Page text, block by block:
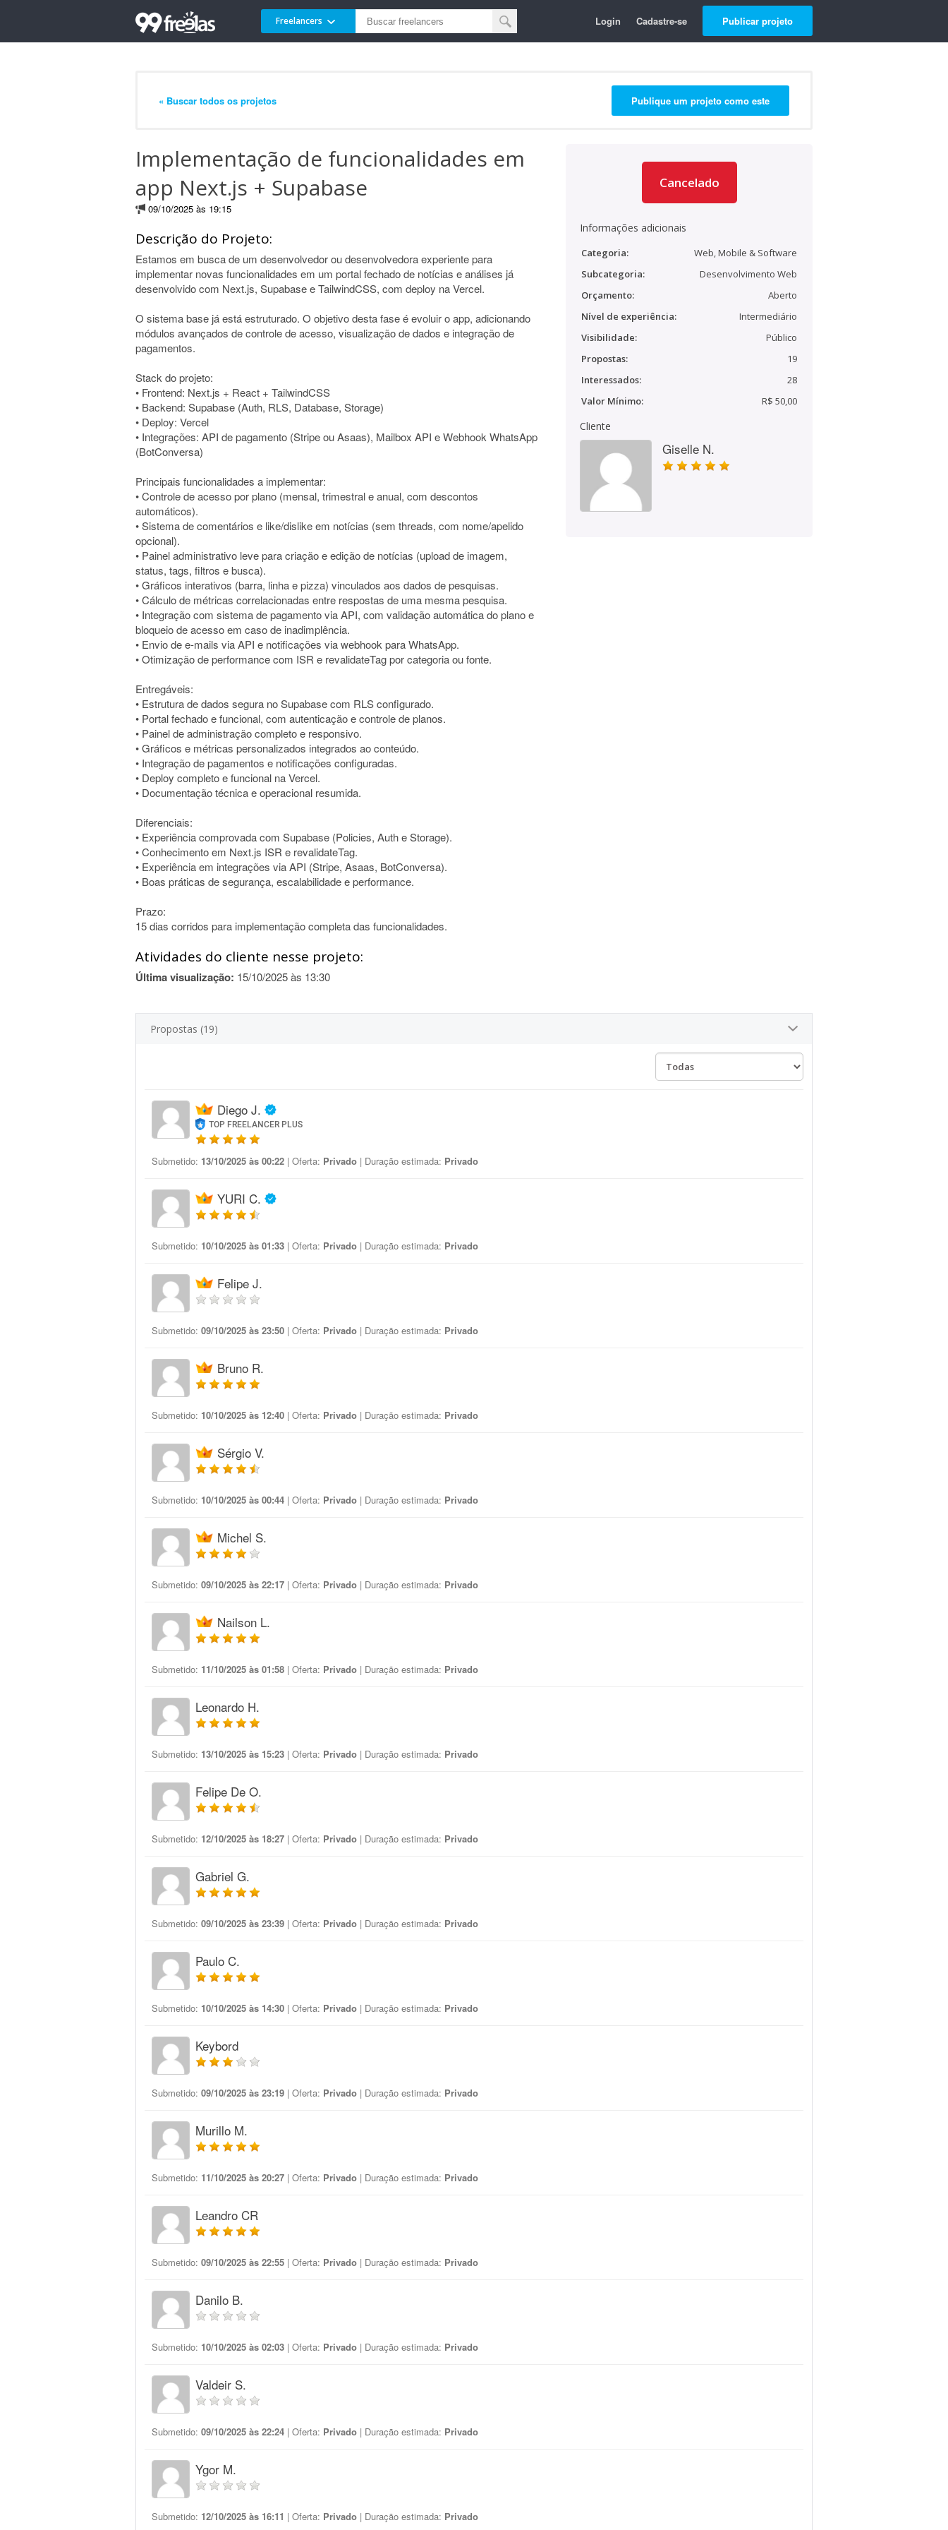
Freelancers Login Cadastre-se Publicar projeto
« Buscar todos os projetos Publique um projeto como este
Implementação de funcionalidades em
app Next.js + Supabase
09/10/2025 às 19:15
Descrição do Projeto:
Estamos em busca de um desenvolvedor ou desenvolvedora experiente para
implementar novas funcionalidades em um portal fechado de notícias e análises já
desenvolvido com Next.js, Supabase e TailwindCSS, com deploy na Vercel.
O sistema base já está estruturado. O objetivo desta fase é evoluir o app, adicionando
módulos avançados de controle de acesso, visualização de dados e integração de
pagamentos.
Stack do projeto:
• Frontend: Next.js + React + TailwindCSS
• Backend: Supabase (Auth, RLS, Database, Storage)
• Deploy: Vercel
• Integrações: API de pagamento (Stripe ou Asaas), Mailbox API e Webhook WhatsApp
(BotConversa)
Principais funcionalidades a implementar:
• Controle de acesso por plano (mensal, trimestral e anual, com descontos
automáticos).
• Sistema de comentários e like/dislike em notícias (sem threads, com nome/apelido
opcional).
• Painel administrativo leve para criação e edição de notícias (upload de imagem,
status, tags, filtros e busca).
• Gráficos interativos (barra, linha e pizza) vinculados aos dados de pesquisas.
• Cálculo de métricas correlacionadas entre respostas de uma mesma pesquisa.
• Integração com sistema de pagamento via API, com validação automática do plano e
bloqueio de acesso em caso de inadimplência.
• Envio de e-mails via API e notificações via webhook para WhatsApp.
• Otimização de performance com ISR e revalidateTag por categoria ou fonte.
Entregáveis:
• Estrutura de dados segura no Supabase com RLS configurado.
• Portal fechado e funcional, com autenticação e controle de planos.
• Painel de administração completo e responsivo.
• Gráficos e métricas personalizados integrados ao conteúdo.
• Integração de pagamentos e notificações configuradas.
• Deploy completo e funcional na Vercel.
• Documentação técnica e operacional resumida.
Diferenciais:
• Experiência comprovada com Supabase (Policies, Auth e Storage).
• Conhecimento em Next.js ISR e revalidateTag.
• Experiência em integrações via API (Stripe, Asaas, BotConversa).
• Boas práticas de segurança, escalabilidade e performance.
Prazo:
15 dias corridos para implementação completa das funcionalidades.
Atividades do cliente nesse projeto:
Última visualização: 15/10/2025 às 13:30
Cancelado
Informações adicionais
Categoria:
Web, Mobile & Software
Subcategoria:
Desenvolvimento Web
Orçamento:
Aberto
Nível de experiência:
Intermediário
Visibilidade:
Público
Propostas:
19
Interessados:
28
Valor Mínimo:
R$ 50,00
Cliente
Giselle N.
Propostas (19)
Diego J.
TOP FREELANCER PLUS
Submetido: 13/10/2025 às 00:22 | Oferta: Privado | Duração estimada: Privado
YURI C.
Submetido: 10/10/2025 às 01:33 | Oferta: Privado | Duração estimada: Privado
Felipe J.
Submetido: 09/10/2025 às 23:50 | Oferta: Privado | Duração estimada: Privado
Bruno R.
Submetido: 10/10/2025 às 12:40 | Oferta: Privado | Duração estimada: Privado
Sérgio V.
Submetido: 10/10/2025 às 00:44 | Oferta: Privado | Duração estimada: Privado
Michel S.
Submetido: 09/10/2025 às 22:17 | Oferta: Privado | Duração estimada: Privado
Nailson L.
Submetido: 11/10/2025 às 01:58 | Oferta: Privado | Duração estimada: Privado
Leonardo H.
Submetido: 13/10/2025 às 15:23 | Oferta: Privado | Duração estimada: Privado
Felipe De O.
Submetido: 12/10/2025 às 18:27 | Oferta: Privado | Duração estimada: Privado
Gabriel G.
Submetido: 09/10/2025 às 23:39 | Oferta: Privado | Duração estimada: Privado
Paulo C.
Submetido: 10/10/2025 às 14:30 | Oferta: Privado | Duração estimada: Privado
Keybord
Submetido: 09/10/2025 às 23:19 | Oferta: Privado | Duração estimada: Privado
Murillo M.
Submetido: 11/10/2025 às 20:27 | Oferta: Privado | Duração estimada: Privado
Leandro CR
Submetido: 09/10/2025 às 22:55 | Oferta: Privado | Duração estimada: Privado
Danilo B.
Submetido: 10/10/2025 às 02:03 | Oferta: Privado | Duração estimada: Privado
Valdeir S.
Submetido: 09/10/2025 às 22:24 | Oferta: Privado | Duração estimada: Privado
Ygor M.
Submetido: 12/10/2025 às 16:11 | Oferta: Privado | Duração estimada: Privado